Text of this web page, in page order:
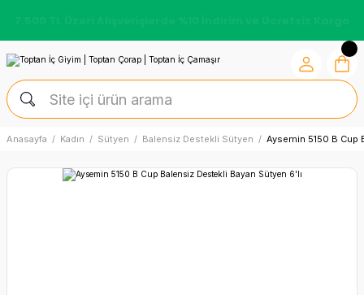
Anasayfa Kadın Sütyen Balensiz Destekli Sütyen Aysemin 5150 B Cup